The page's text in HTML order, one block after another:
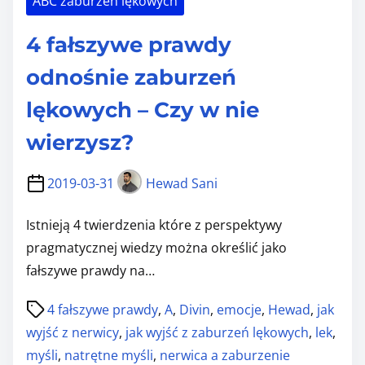
A
B
R
Ń
Ę
K
Y
C
4 fałszywe prawdy
odnośnie zaburzeń
lękowych – Czy w nie
wierzysz?
2019-03-31 Hewad Sani
Istnieją 4 twierdzenia które z perspektywy
pragmatycznej wiedzy można określić jako
fałszywe prawdy na…
4 fałszywe prawdy, A, Divin, emocje, Hewad, jak
wyjść z nerwicy, jak wyjść z zaburzeń lękowych, lek,
myśli, natrętne myśli, nerwica a zaburzenie
P
o
s